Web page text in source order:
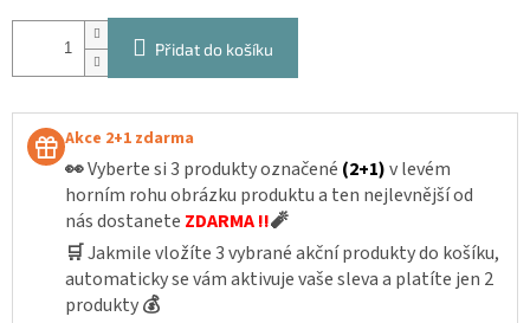
Přidat do košíku
Akce 2+1 zdarma
👀Vyberte si 3 produkty označené (2+1)v levém
horním rohu obrázku produktu a ten nejlevnější od
nás dostanete ZDARMA !!🧨
🛒Jakmile vložíte 3 vybrané akční produkty do košíku,
automaticky se vám aktivuje vaše sleva a platíte jen 2
produkty💰